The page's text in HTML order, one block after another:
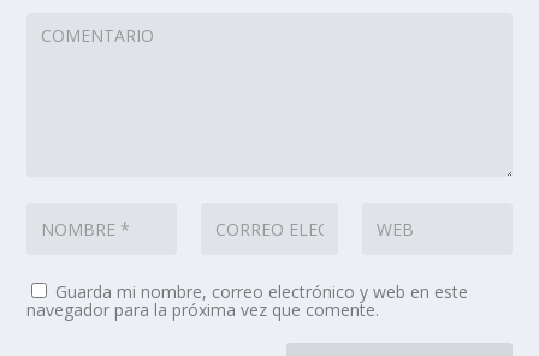
Guarda mi nombre, correo electrónico y web en este
navegador para la próxima vez que comente.